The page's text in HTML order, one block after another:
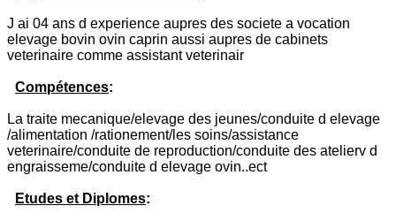
J ai 04 ans d experience aupres des societe a vocation
elevage bovin ovin caprin aussi aupres de cabinets
veterinaire comme assistant veterinair
Compétences:
La traite mecanique/elevage des jeunes/conduite d elevage
/alimentation /rationement/les soins/assistance
veterinaire/conduite de reproduction/conduite des atelierv d
engraisseme/conduite d elevage ovin..ect
Etudes et Diplomes: